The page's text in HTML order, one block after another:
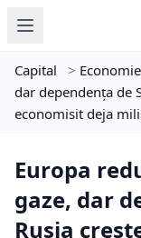
Capital > Economie
dar dependența de
economisit deja
Europa
gaze, dar
Rusia